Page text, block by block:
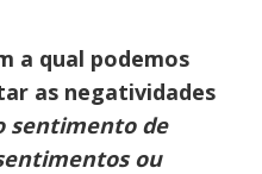
a qual podemos
as negatividades
sentimento de
ou